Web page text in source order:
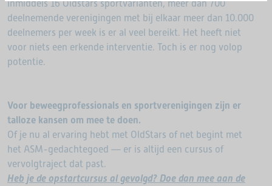
inmiddels 16 Oldstars sportvarianten, meer dan 700
deelnemende verenigingen met bij elkaar meer dan 10.000
deelnemers per week is er al veel bereikt. Het heeft niet
voor niets een erkende interventie. Toch is er nog volop
potentie.
Voor beweegprofessionals en sportverenigingen zijn er
talloze kansen om mee te doen.
Of je nu al ervaring hebt met OldStars of net begint met
het ASM-gedachtegoed — er is altijd een cursus of
vervolgtraject dat past.
Heb je de opstartcursus al gevolgd? Doe dan mee aan de